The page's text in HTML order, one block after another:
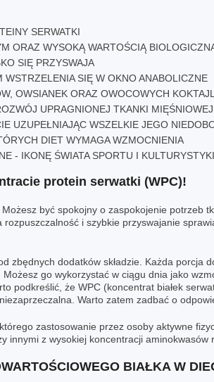
SERWATKI
ORAZ WYSOKĄ WARTOŚCIĄ
SIĘ PRZYSWAJA
SIĘ W OKNO ANABOLICZNE
OWSIANEK ORAZ OWOCOWYCH
UPRAGNIONEJ TKANKI MIĘŚNIOWEJ
UZUPEŁNIAJĄC WSZELKIE JEGO
DIET WYMAGA WZMOCNIENIA
- IKONĘ ŚWIATA SPORTU I KULTURYSTYKI
protein serwatki (WPC)!
być spokojny o zaspokojenie potrzeb
i szybkie przyswajanie
zbędnych dodatków składzie. Każda porcja
go wykorzystać w ciągu dnia jako
podkreślić, że WPC (koncentrat białek
Warto zatem zadbać o
zastosowanie przez osoby aktywne
innymi z wysokiej koncentracji aminokwasów
BIAŁKA W